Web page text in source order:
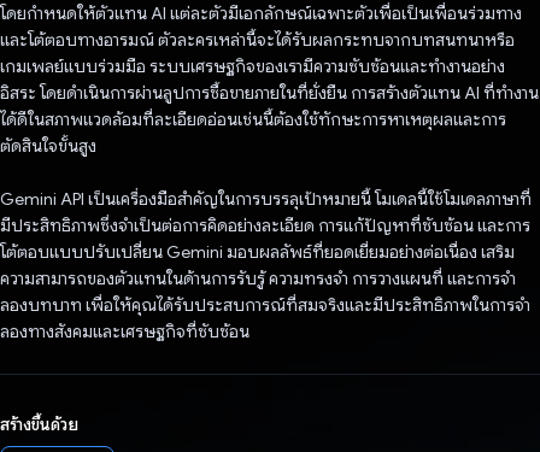
โดยกำหนดให้ตัวแทน AI แต่ละตัวมีเอกลักษณ์เฉพาะตัวเพื่อเป็นเพื่อนร่วมทาง
และโต้ตอบทางอารมณ์ ตัวละครเหล่านี้จะได้รับผลกระทบจากบทสนทนาหรือ
เกมเพลย์แบบร่วมมือ ระบบเศรษฐกิจของเรามีความซับซ้อนและทำงานอย่าง
อิสระ โดยดำเนินการผ่านลูปการซื้อขายภายในที่ยั่งยืน การสร้างตัวแทน AI ที่ทํางาน
ได้ดีในสภาพแวดล้อมที่ละเอียดอ่อนเช่นนี้ต้องใช้ทักษะการหาเหตุผลและการ
ตัดสินใจขั้นสูง
Gemini API เป็นเครื่องมือสําคัญในการบรรลุเป้าหมายนี้ โมเดลนี้ใช้โมเดลภาษาที่
มีประสิทธิภาพซึ่งจำเป็นต่อการคิดอย่างละเอียด การแก้ปัญหาที่ซับซ้อน และการ
โต้ตอบแบบปรับเปลี่ยน Gemini มอบผลลัพธ์ที่ยอดเยี่ยมอย่างต่อเนื่อง เสริม
ความสามารถของตัวแทนในด้านการรับรู้ ความทรงจำ การวางแผนที่ และการจํา
ลองบทบาท เพื่อให้คุณได้รับประสบการณ์ที่สมจริงและมีประสิทธิภาพในการจํา
ลองทางสังคมและเศรษฐกิจที่ซับซ้อน
สร้างขึ้นด้วย